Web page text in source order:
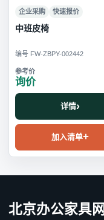
企业采购 快速报价
中班皮椅
编号 FW-ZBPY-002442
询价
详情
加入清单
北京办公家具网